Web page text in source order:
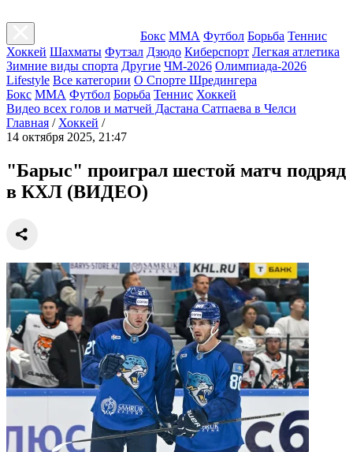
Бокс ММА Футбол Борьба Теннис
Хоккей Шахматы Футзал Дзюдо Киберспорт Легкая атлетика
Зимние виды спорта Другие ЧМ-2026 Олимпиада-2026
Lifestyle Все категории О Спорте Шредингера
Бокс ММА Футбол Борьба Теннис Хоккей
Видео всех голов и матчей Дастана Сатпаева в Челси
Главная / Хоккей /
14 октября 2025, 21:47
"Барыс" проиграл шестой матч подряд
в КХЛ (ВИДЕО)